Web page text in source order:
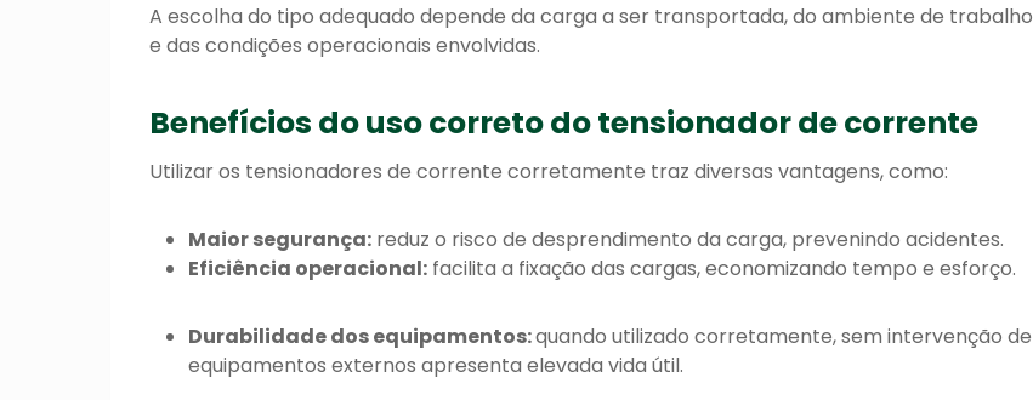
A escolha do tipo adequado depende da carga a ser transportada, do ambiente de trabalho
e das condições operacionais envolvidas.
Benefícios do uso correto do tensionador de corrente
Utilizar os tensionadores de corrente corretamente traz diversas vantagens, como:
Maior segurança: reduz o risco de desprendimento da carga, prevenindo acidentes.
Eficiência operacional: facilita a fixação das cargas, economizando tempo e esforço.
Durabilidade dos equipamentos:quando utilizado corretamente, sem intervenção de
equipamentos externos apresenta elevada vida útil.